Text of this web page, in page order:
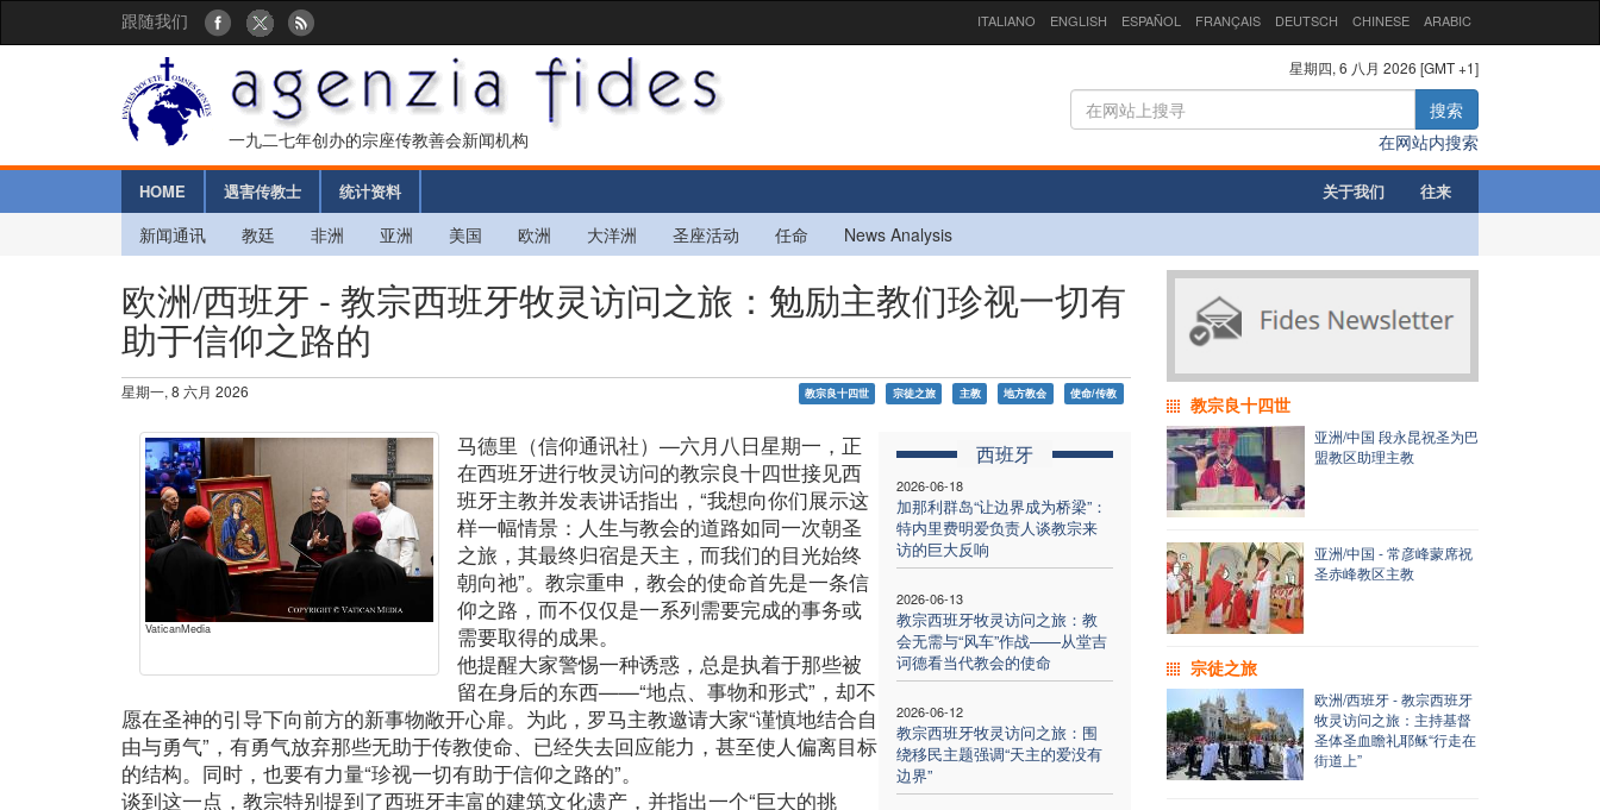
跟随我们 ITALIANO ENGLISH ESPAÑOL FRANÇAIS DEUTSCH CHINESE ARABIC
一九二七年创办的宗座传教善会新闻机构
星期四, 6 八月 2026 [GMT +1]
搜索
在网站内搜索
HOME 遇害传教士 统计资料 关于我们 往来
新闻通讯 教廷 非洲 亚洲 美国 欧洲 大洋洲 圣座活动 任命 News Analysis
欧洲/西班牙 - 教宗西班牙牧灵访问之旅：勉励主教们珍视一切有
助于信仰之路的
星期一, 8 六月 2026 教宗良十四世 宗徒之旅 主教 地方教会 使命/传教
VaticanMedia
西班牙
2026-06-18
加那利群岛“让边界成为桥梁”：
特内里费明爱负责人谈教宗来
访的巨大反响
2026-06-13
教宗西班牙牧灵访问之旅：教
会无需与“风车”作战——从堂吉
诃德看当代教会的使命
2026-06-12
教宗西班牙牧灵访问之旅：围
绕移民主题强调“天主的爱没有
边界”
马德里（信仰通讯社）—六月八日星期一，正
在西班牙进行牧灵访问的教宗良十四世接见西
班牙主教并发表讲话指出，“我想向你们展示这
样一幅情景：人生与教会的道路如同一次朝圣
之旅，其最终归宿是天主，而我们的目光始终
朝向祂”。教宗重申，教会的使命首先是一条信
仰之路，而不仅仅是一系列需要完成的事务或
需要取得的成果。
他提醒大家警惕一种诱惑，总是执着于那些被
留在身后的东西——“地点、事物和形式”，却不
愿在圣神的引导下向前方的新事物敞开心扉。为此，罗马主教邀请大家“谨慎地结合自
由与勇气”，有勇气放弃那些无助于传教使命、已经失去回应能力，甚至使人偏离目标
的结构。同时，也要有力量“珍视一切有助于信仰之路的”。
谈到这一点，教宗特别提到了西班牙丰富的建筑文化遗产，并指出一个“巨大的挑
教宗良十四世
亚洲/中国 段永昆祝圣为巴
盟教区助理主教
亚洲/中国 - 常彦峰蒙席祝
圣赤峰教区主教
宗徒之旅
欧洲/西班牙 - 教宗西班牙
牧灵访问之旅：主持基督
圣体圣血瞻礼耶稣“行走在
街道上”